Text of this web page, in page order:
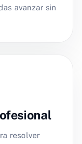
avanzar sin
resolver